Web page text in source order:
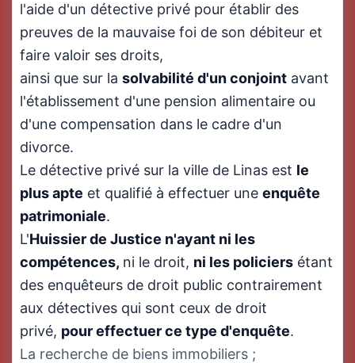
l'aide d'un détective privé pour établir des
preuves de la mauvaise foi de son débiteur et
faire valoir ses droits,
ainsi que sur la solvabilité d'un conjoint avant
l'établissement d'une pension alimentaire ou
d'une compensation dans le cadre d'un
divorce.
Le détective privé sur la ville de Linas est le
plus apte et qualifié à effectuer une enquête
patrimoniale.
L'Huissier de Justice n'ayant ni les
compétences, ni le droit, ni les policiers étant
des enquêteurs de droit public contrairement
aux détectives qui sont ceux de droit
privé, pour effectuer ce type d'enquête.
La recherche de biens immobiliers ;